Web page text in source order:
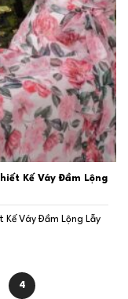
Kế Váy Đầm Lộng
Kế Váy Đầm Lộng Lẫy
4